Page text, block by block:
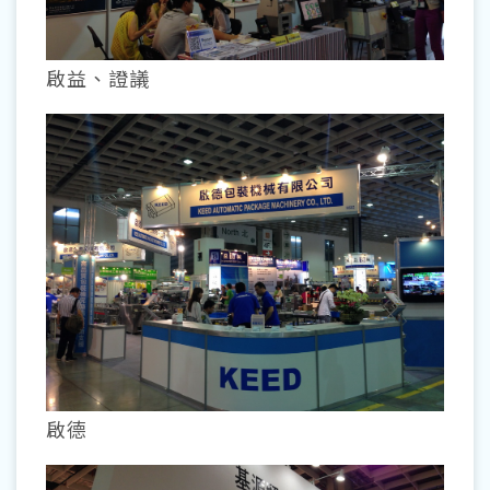
啟益、證議
啟德